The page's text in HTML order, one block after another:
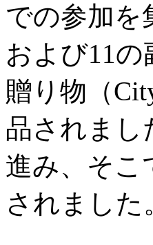
での参加を
および11
贈り物（
品されまし
進み、そこ
されました